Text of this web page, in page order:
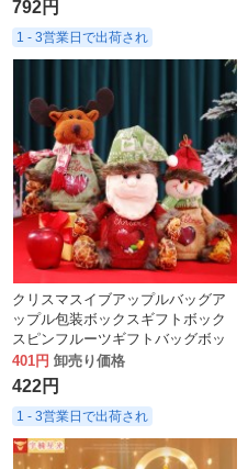
792円
1 - 3営業日で出荷され
クリスマスイブアップルバッグア
ップル包装ボックスギフトボック
スピンフルーツギフトバッグボッ
クスガールフレンドへのクリスマ
スギフト
401円 卸売り価格
422円
1 - 3営業日で出荷され